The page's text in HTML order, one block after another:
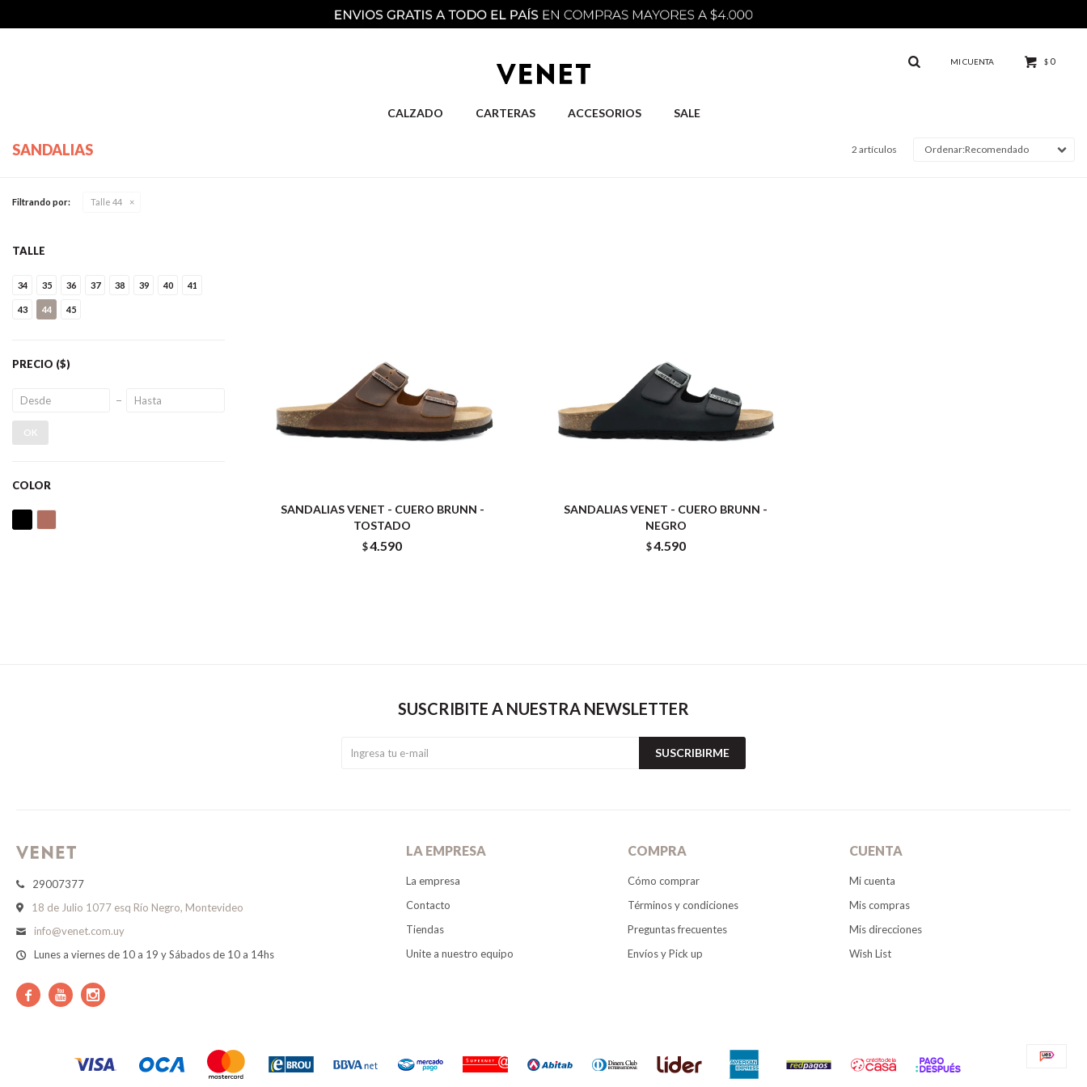
CALZADO CARTERAS ACCESORIOS SALE
$ 0
SANDALIAS 2 artículos Recomendado
Filtrando por: Talle 44
SANDALIAS VENET - CUERO BRUNN -
TOSTADO
$4.590
SANDALIAS VENET - CUERO BRUNN -
NEGRO
$4.590
TALLE
34 35 36 37 38 39 40 41
43 44 45
PRECIO ($)
OK
COLOR
29007377
18 de Julio 1077 esq Río Negro, Montevideo
info@venet.com.uy
Lunes a viernes de 10 a 19 y Sábados de 10 a 14hs
  
LA EMPRESA
La empresa
Contacto
Tiendas
Unite a nuestro equipo
COMPRA
Cómo comprar
Términos y condiciones
Preguntas frecuentes
Envíos y Pick up
CUENTA
Mi cuenta
Mis compras
Mis direcciones
Wish List
SUSCRIBITE A NUESTRA NEWSLETTER
SUSCRIBIRME